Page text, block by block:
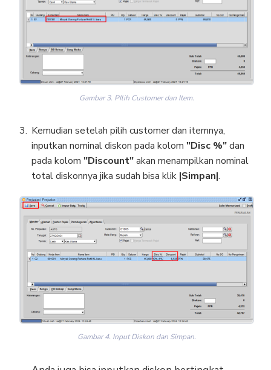
Gambar 3. PIlih Customer dan Item.
Kemudian setelah pilih customer dan itemnya,
inputkan nominal diskon pada kolom "Disc %"dan
pada kolom "Discount"akan menampilkan nominal
total diskonnya jika sudah bisa klik |Simpan|.
Gambar 4. Input Diskon dan Simpan.